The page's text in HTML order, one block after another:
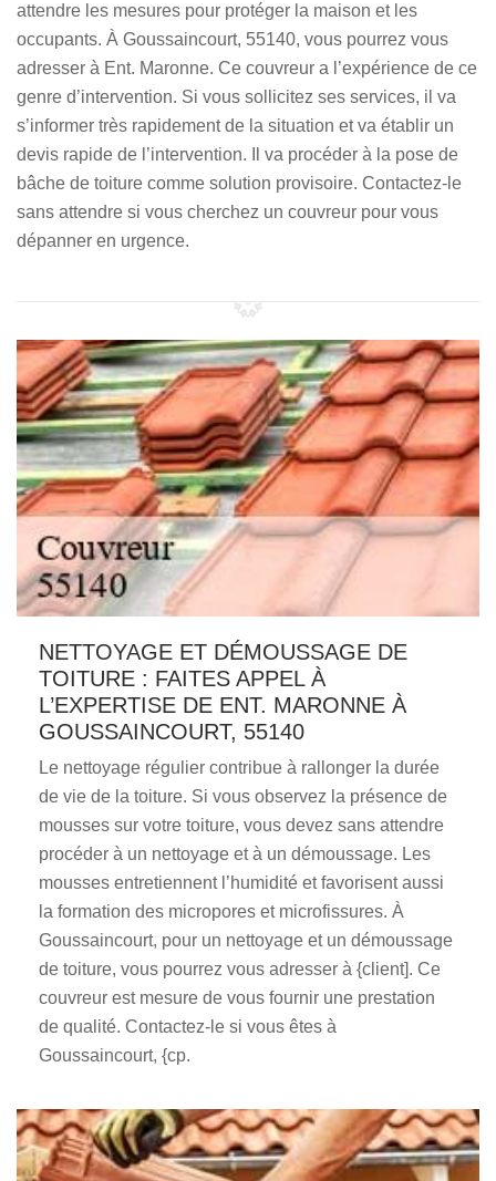
attendre les mesures pour protéger la maison et les
occupants. À Goussaincourt, 55140, vous pourrez vous
adresser à Ent. Maronne. Ce couvreur a l’expérience de ce
genre d’intervention. Si vous sollicitez ses services, il va
s’informer très rapidement de la situation et va établir un
devis rapide de l’intervention. Il va procéder à la pose de
bâche de toiture comme solution provisoire. Contactez-le
sans attendre si vous cherchez un couvreur pour vous
dépanner en urgence.
NETTOYAGE ET DÉMOUSSAGE DE
TOITURE : FAITES APPEL À
L’EXPERTISE DE ENT. MARONNE À
GOUSSAINCOURT, 55140
Le nettoyage régulier contribue à rallonger la durée
de vie de la toiture. Si vous observez la présence de
mousses sur votre toiture, vous devez sans attendre
procéder à un nettoyage et à un démoussage. Les
mousses entretiennent l’humidité et favorisent aussi
la formation des micropores et microfissures. À
Goussaincourt, pour un nettoyage et un démoussage
de toiture, vous pourrez vous adresser à {client]. Ce
couvreur est mesure de vous fournir une prestation
de qualité. Contactez-le si vous êtes à
Goussaincourt, {cp.